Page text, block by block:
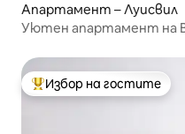
Апартамент – Луисвил
Уютен апартамент на
Най-популярен избор на
Избор на гостите